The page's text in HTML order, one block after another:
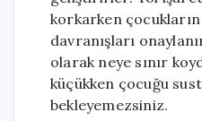
korkarken
davranışları
olarak neye sınır
küçükken çocuğu
bekleyemezsiniz.